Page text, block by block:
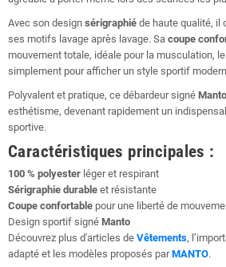
Avec son design sérigraphié de haute qualité, il
ses motifs lavage après lavage. Sa coupe
mouvement totale, idéale pour la musculation,
simplement pour afficher un style sportif
Polyvalent et pratique, ce débardeur signé Manto
esthétisme, devenant rapidement un
sportive.
Caractéristiques principales :
100 % polyester léger et respirant
Sérigraphie durable et résistante
Coupe confortable pour une liberté de
Design sportif signé Manto
Découvrez plus d'articles de Vêtements,
adapté et les modèles proposés parMANTO.